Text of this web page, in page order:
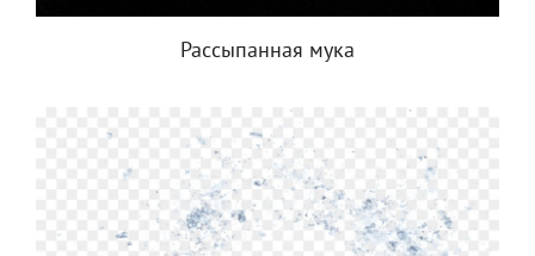
Рассыпанная мука